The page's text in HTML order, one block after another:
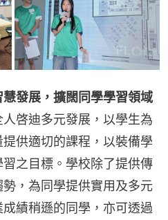
發展，擴闊同學學習領域
啓迪多元發展，以學生為
供適切的課程，以裝備學
之目標。學校除了提供傳
，為同學提供實用及多元
績稍遜的同學，亦可透過